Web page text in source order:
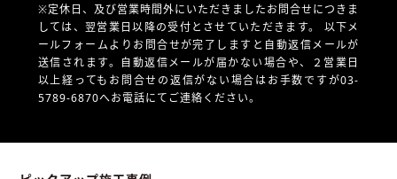
※定休日、及び営業時間外にいただきましたお問合せにつきま
しては、翌営業日以降の受付とさせていただきます。 以下メ
ールフォームよりお問合せが完了しますと自動返信メールが
送信されます。自動返信メールが届かない場合や、
２営業日
以上経ってもお問合せの返信がない場合はお手数ですが03-
5789-6870へお電話にてご連絡ください。